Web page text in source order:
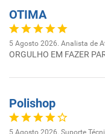
OTIMA
5 Agosto 2026. Analista de
ORGULHO EM FAZER
Polishop
5 Agosto 2026. Suporte